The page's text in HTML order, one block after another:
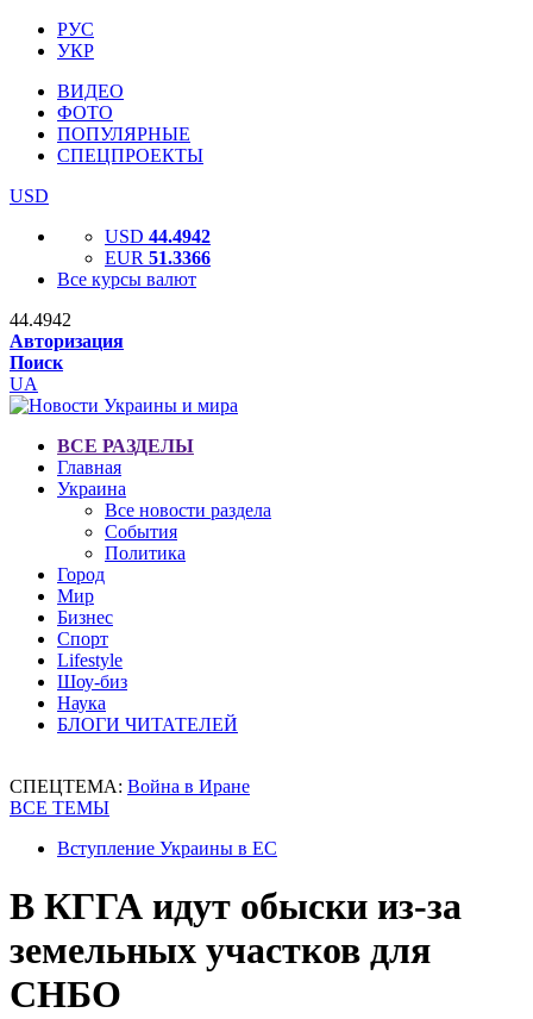
РУС
УКР
ВИДЕО
ФОТО
ПОПУЛЯРНЫЕ
СПЕЦПРОЕКТЫ
USD
USD 44.4942
EUR 51.3366
Все курсы валют
44.4942
Авторизация
Поиск
UA
ВСЕ РАЗДЕЛЫ
Главная
Украина
Все новости раздела
События
Политика
Город
Мир
Бизнес
Спорт
Lifestyle
Шоу-биз
Наука
БЛОГИ ЧИТАТЕЛЕЙ
СПЕЦТЕМА: Война в Иране
ВСЕ ТЕМЫ
Вступление Украины в ЕС
В КГГА идут обыски из-за
земельных участков для
СНБО